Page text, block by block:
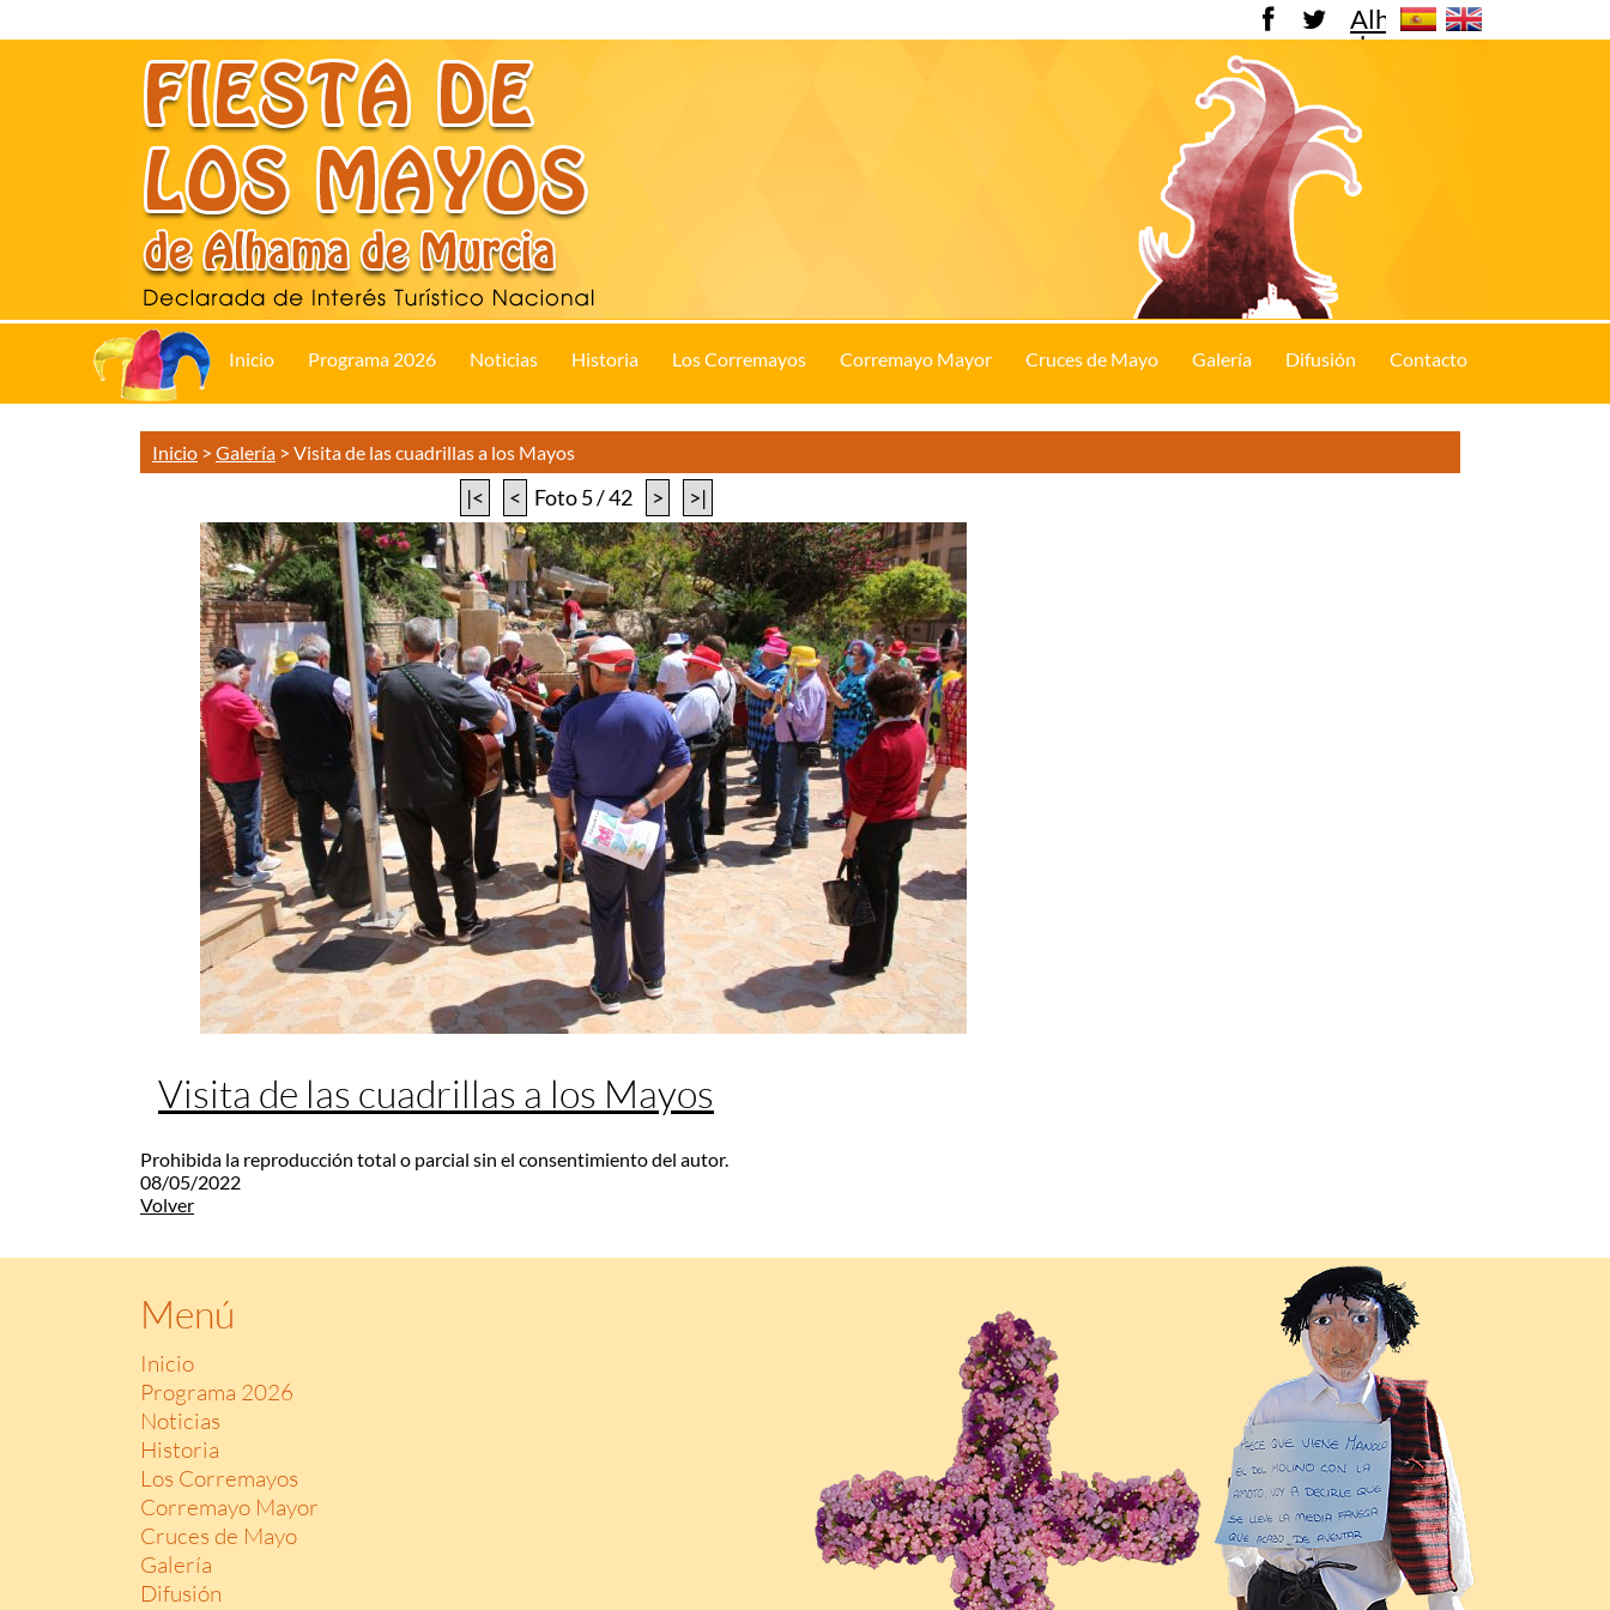
Alhama
de
Inicio Programa 2026 Noticias Historia Los Corremayos Corremayo Mayor Cruces de Mayo Galería Difusión Contacto
Inicio > Galería > Visita de las cuadrillas a los Mayos
|< < Foto 5 / 42 > >|
Visita de las cuadrillas a los Mayos
Prohibida la reproducción total o parcial sin el consentimiento del autor.
08/05/2022
Volver
Menú
Inicio
Programa 2026
Noticias
Historia
Los Corremayos
Corremayo Mayor
Cruces de Mayo
Galería
Difusión